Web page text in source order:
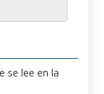
se lee en la